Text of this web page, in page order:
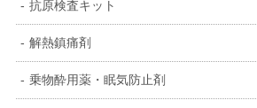
抗原検査キット
解熱鎮痛剤
乗物酔用薬・眠気防止剤